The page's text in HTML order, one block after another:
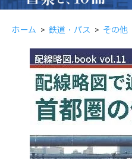
ホーム > 鉄道・バス > その他